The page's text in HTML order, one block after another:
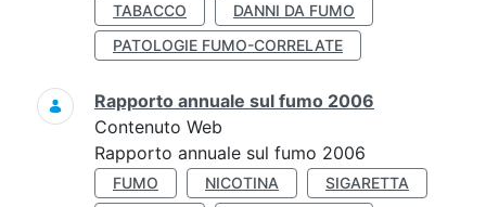
TABACCO
DANNI DA FUMO
PATOLOGIE FUMO-CORRELATE
Rapporto annuale sul fumo 2006
Contenuto Web
Rapporto annuale sul fumo 2006
FUMO NICOTINA
SIGARETTA